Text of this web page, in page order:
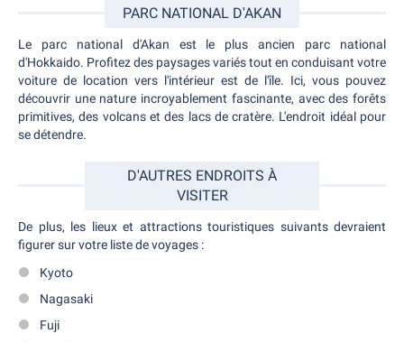
PARC NATIONAL D'AKAN
Le parc national d'Akan est le plus ancien parc national
d'Hokkaido. Profitez des paysages variés tout en conduisant votre
voiture de location vers l'intérieur est de l'île. Ici, vous pouvez
découvrir une nature incroyablement fascinante, avec des forêts
primitives, des volcans et des lacs de cratère. L'endroit idéal pour
se détendre.
D'AUTRES ENDROITS À
VISITER
De plus, les lieux et attractions touristiques suivants devraient
figurer sur votre liste de voyages :
Kyoto
Nagasaki
Fuji